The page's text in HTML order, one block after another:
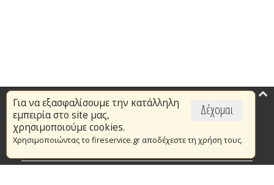
Δέχομαι
Για να εξασφαλίσουμε την κατάλληλη
εμπειρία στο site μας,
χρησιμοποιούμε cookies.
Χρησιμοποιώντας το fireservice.gr αποδέχεστε τη χρήση τους.
Επικαιρότητα
Το Πυροσβεστικό Σώμα